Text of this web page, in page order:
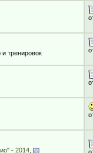
тренировок
- 2014